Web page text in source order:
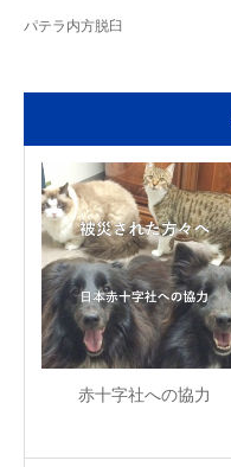
パテラ内方脱臼
赤十字社への協力